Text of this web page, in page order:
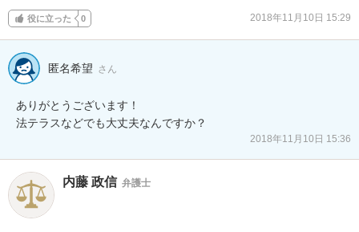
役に立った 0 2018年11月10日 15:29
匿名希望 さん
ありがとうございます！
法テラスなどでも大丈夫なんですか？
2018年11月10日 15:36
内藤 政信 弁護士